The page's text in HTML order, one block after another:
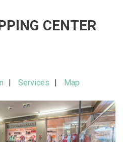
CENTER
Services Map